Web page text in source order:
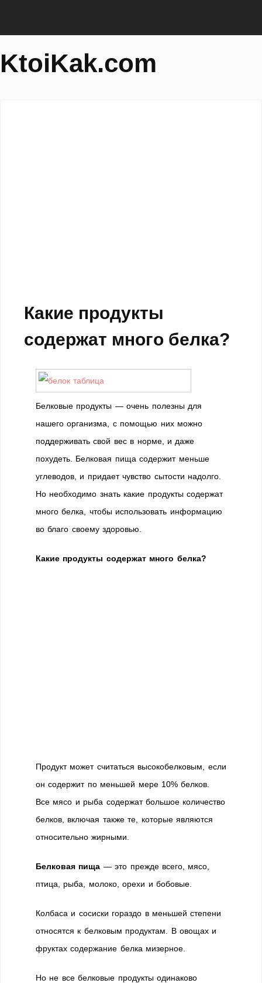
KtoiKak.com
Какие продукты
содержат много белка?
Белковые продукты — очень полезны для
нашего организма, с помощью них можно
поддерживать свой вес в норме, и даже
похудеть. Белковая пища содержит меньше
углеводов, и придает чувство сытости надолго.
Но необходимо знать какие продукты содержат
много белка, чтобы использовать информацию
во благо своему здоровью.
Какие продукты содержат много белка?
Продукт может считаться высокобелковым, если
он содержит по меньшей мере 10% белков.
Все мясо и рыба содержат большое количество
белков, включая также те, которые являются
относительно жирными.
Белковая пища — это прежде всего, мясо,
птица, рыба, молоко, орехи и бобовые.
Колбаса и сосиски гораздо в меньшей степени
относятся к белковым продуктам. В овощах и
фруктах содержание белка мизерное.
Но не все белковые продукты одинаково